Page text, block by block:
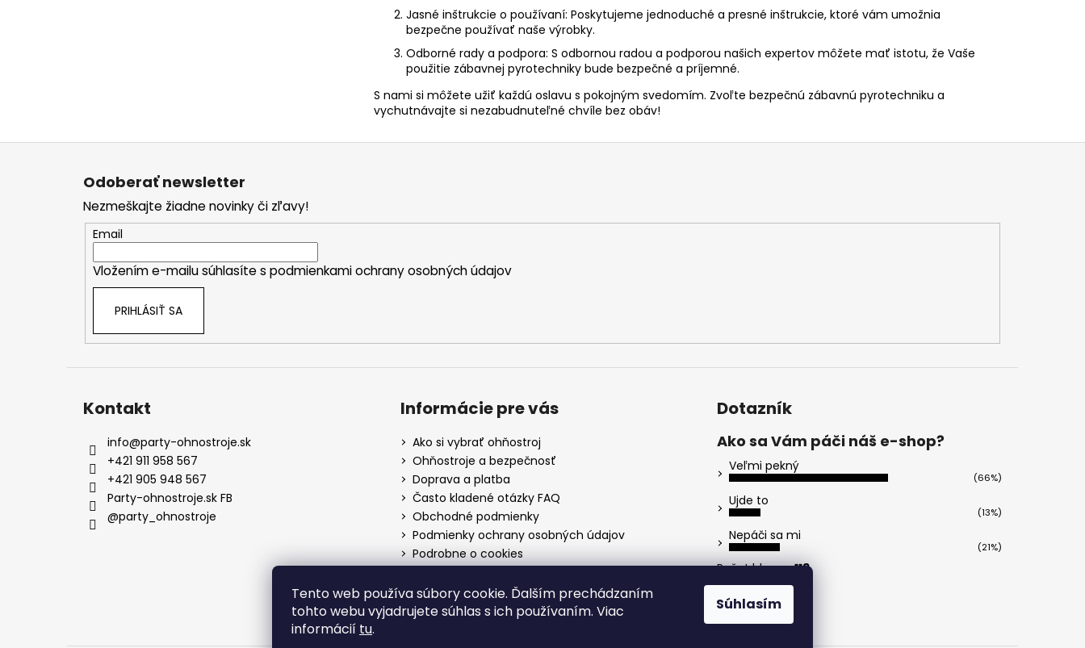
Tento web používa súbory cookie. Ďalším prechádzaním
tohto webu vyjadrujete súhlas s ich používaním. Viac
informácií tu.
Súhlasím
Jasné inštrukcie o používaní: Poskytujeme jednoduché a presné inštrukcie, ktoré vám umožnia
bezpečne používať naše výrobky.
Odborné rady a podpora: S odbornou radou a podporou našich expertov môžete mať istotu, že Vaše
použitie zábavnej pyrotechniky bude bezpečné a príjemné.
S nami si môžete užiť každú oslavu s pokojným svedomím. Zvoľte bezpečnú zábavnú pyrotechniku a
vychutnávajte si nezabudnuteľné chvíle bez obáv!
Z
Odoberať newsletter
Nezmeškajte žiadne novinky či zľavy!
Email
Vložením e-mailu súhlasíte s podmienkami ochrany osobných údajov
PRIHLÁSIŤ SA
Kontakt
info@party-ohnostroje.sk
+421 911 958 567
+421 905 948 567
Party-ohnostroje.sk FB
@party_ohnostroje
Informácie pre vás
Ako si vybrať ohňostroj
Ohňostroje a bezpečnosť
Doprava a platba
Často kladené otázky FAQ
Obchodné podmienky
Podmienky ochrany osobných údajov
Podrobne o cookies
Postup pri reklamácií
Kontakty
Dotazník
Ako sa Vám páči náš e-shop?
Veľmi pekný
(66%)
Ujde to
(13%)
Nepáči sa mi
(21%)
Počet hlasov:113